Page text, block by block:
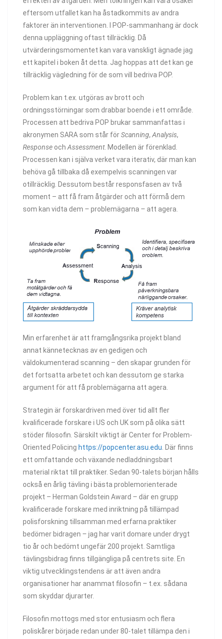
eftersom utfallet kan ha åstadkommits av andra
faktorer än interventionen. I POP-sammanhang är dock
denna uppläggning oftast tillräcklig. Då
utvärderingsmomentet kan vara vanskligt ägnade jag
ett kapitel i boken åt detta. Jag hoppas att det kan ge
tillräcklig vägledning för de som vill bedriva POP.
Problem kan t.ex. utgöras av brott och
ordningsstörningar som drabbar boende i ett område.
Processen att bedriva POP brukar sammanfattas i
akronymen SARA som står förScanning, Analysis,
Response och Assessment. Modellen är förenklad.
Processen kan i själva verket vara iterativ, där man kan
behöva gå tillbaka då exempelvis scanningen var
otillräcklig. Dessutom består responsfasen av två
moment – att få fram åtgärder och att förmå dem
som kan vidta dem – problemägarna – att agera.
Min erfarenhet är att framgångsrika projekt bland
annat kännetecknas av en gedigen och
väldokumenterad scanning – den skapar grunden för
det fortsatta arbetet och kan dessutom ge starka
argument för att få problemägarna att agera.
Strategin är forskardriven med över tid allt fler
kvalificerade forskare i US och UK som på olika sätt
stöder filosofin. Särskilt viktigt är Center for Problem-
Oriented Policing https://popcenter.asu.edu. Där finns
ett omfattande och växande nedladdningsbart
material riktat till praktiker. Sedan 90-talets början hålls
också en årlig tävling i bästa problemorienterade
projekt – Herman Goldstein Award – där en grupp
kvalificerade forskare med inriktning på tillämpad
polisforskning tillsamman med erfarna praktiker
bedömer bidragen – jag har varit domare under drygt
tio år och bedömt ungefär 200 projekt. Samtliga
tävlingsbidrag finns tillgängliga på centrets site. En
viktig utvecklingstendens är att även andra
organisationer har anammat filosofin – t.ex. sådana
som skyddar djurarter.
Filosofin mottogs med stor entusiasm och flera
poliskårer började redan under 80-talet tillämpa den i